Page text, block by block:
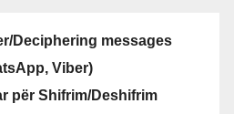
Deciphering messages
Viber)
për Shifrim/Deshifrim